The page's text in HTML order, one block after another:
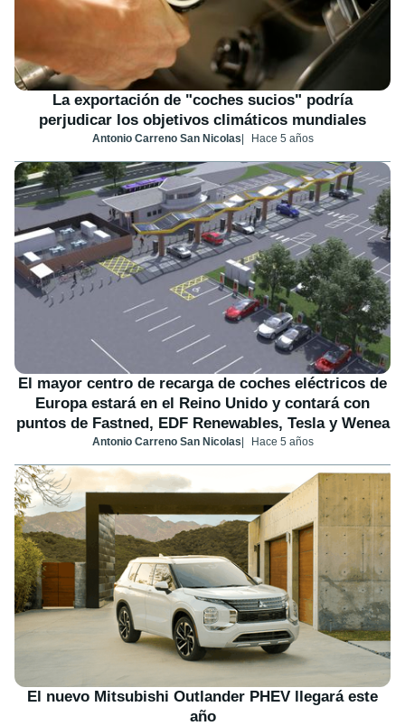
La exportación de "coches sucios" podría
perjudicar los objetivos climáticos mundiales
Antonio Carreno San Nicolas Hace 5 años
El mayor centro de recarga de coches eléctricos de
Europa estará en el Reino Unido y contará con
puntos de Fastned, EDF Renewables, Tesla y Wenea
Antonio Carreno San Nicolas Hace 5 años
El nuevo Mitsubishi Outlander PHEV llegará este
año